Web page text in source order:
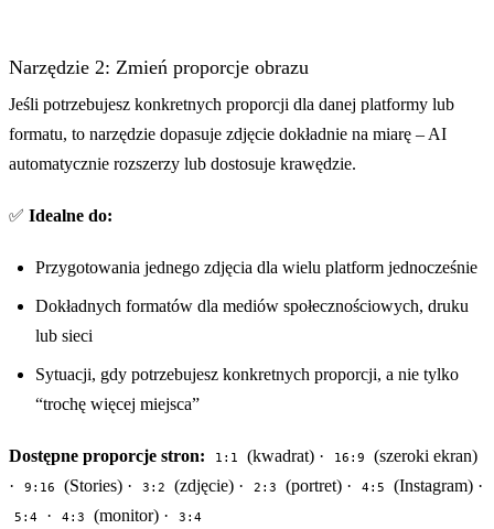
Narzędzie 2: Zmień proporcje obrazu
Jeśli potrzebujesz konkretnych proporcji dla danej platformy lub
formatu, to narzędzie dopasuje zdjęcie dokładnie na miarę – AI
automatycznie rozszerzy lub dostosuje krawędzie.
✅ Idealne do:
Przygotowania jednego zdjęcia dla wielu platform jednocześnie
Dokładnych formatów dla mediów społecznościowych, druku
lub sieci
Sytuacji, gdy potrzebujesz konkretnych proporcji, a nie tylko
“trochę więcej miejsca”
Dostępne proporcje stron: 1:1 (kwadrat) · 16:9
(szeroki ekran)
·
9:16 (Stories) · 3:2 (zdjęcie) · 2:3 (portret) · 4:5 (Instagram) ·
5:4 · 4:3 (monitor) · 3:4